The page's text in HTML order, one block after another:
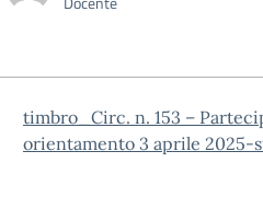
timbro_Circ. n. 153 –
orientamento 3 aprile 2025-